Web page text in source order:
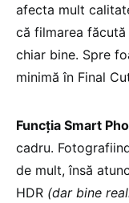
afecta mult
că filmarea
chiar bine. Spre
minimă în Final
Funcția Smart
cadru.
de mult, însă
HDR (dar bine